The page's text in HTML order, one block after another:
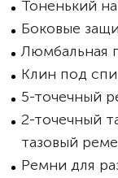
Тоненький
Боковые
Люмбальная
Клин под
5-точечный
2-точечный
тазовый
Ремни для